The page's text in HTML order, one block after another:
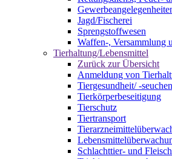
Jagd/Fischerei
Sprengstoffwesen
Waffen-, Versammlung
Tierhaltung/Lebensmittel
Zurück zur Übersicht
Anmeldung von
Tiergesundheit/ -
Tierkörperbeseitigung
Tierschutz
Tiertransport
Schlachttier- und